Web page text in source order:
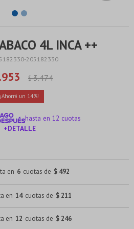
4L INCA ++
205182330
$3.474
14
hasta en 12 cuotas
+DETALLE
en 6 cuotas de $ 492
en 14 cuotas de $ 211
en 12 cuotas de $ 246